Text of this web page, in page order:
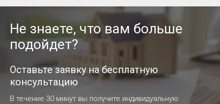
Не знаете, что вам больше
подойдет?
Оставьте заявку на бесплатную
консультацию
В течение 30 минут вы получите индивидуальную